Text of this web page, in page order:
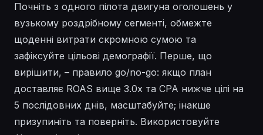
Почніть з одного пілота двигуна оголошень у
вузькому роздрібному сегменті, обмежте
щоденні витрати скромною сумою та
зафіксуйте цільові демографії. Перше, що
вирішити, – правило go/no-go: якщо план
доставляє ROAS вище 3.0x та CPA нижче цілі на
5 послідовних днів, масштабуйте; інакше
призупиніть та поверніть. Використовуйте